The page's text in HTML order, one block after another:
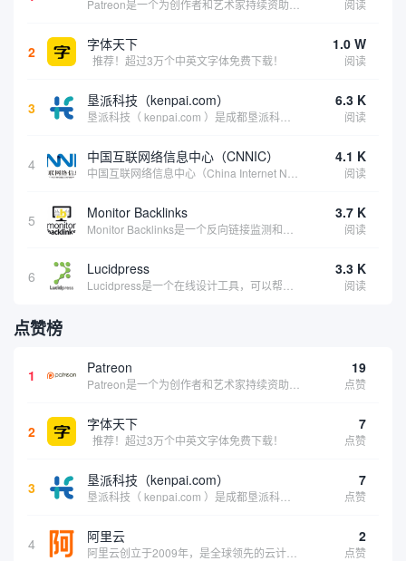
阅读
2 字体天下
推荐！超过3万个中英文字体免费下载！
1.0 W
阅读
3 垦派科技（kenpai.com） 6.3 K
阅读
4 中国互联网络信息中心（CNNIC） 4.1 K
阅读
5 Monitor Backlinks 3.7 K
阅读
6 Lucidpress 3.3 K
阅读
点赞榜
1 Patreon 19
点赞
2 字体天下
推荐！超过3万个中英文字体免费下载！
7
点赞
3 垦派科技（kenpai.com） 7
点赞
4 阿里云 2
点赞